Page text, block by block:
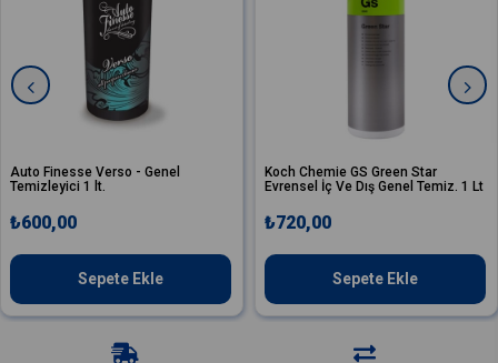
Verso - Genel
1 lt.
Sepete Ekle
Koch Chemie GS Green Star
Evrensel İç Ve Dış Genel Temiz. 1 Lt
Sepete Ekle
Star